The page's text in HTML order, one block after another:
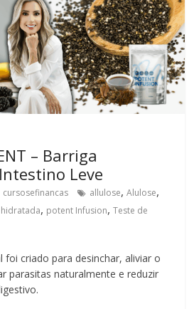
– Barriga
Leve
cursosefinancas allulose,Alulose,
hidratada, potent Infusion,Teste de
foi criado para desinchar, aliviar o
parasitas naturalmente e reduzir